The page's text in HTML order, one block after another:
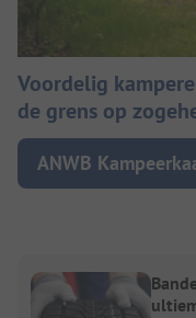
Voordelig
de grens op
ANWB